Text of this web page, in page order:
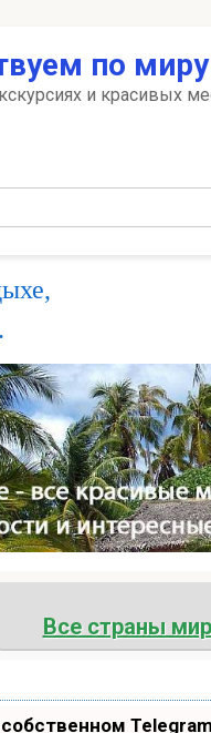
по
и красивых
Все страны